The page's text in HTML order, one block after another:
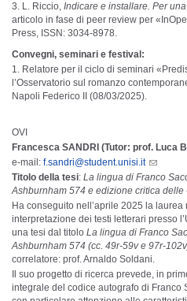
L. Riccio, Indicare e installare. Per
articolo in fase di peer review per
Press, ISSN: 3034-8978.
Convegni, seminari e festival:
Relatore per il ciclo di seminari
l’Osservatorio sul romanzo
Napoli Federico II (08/03/2025).
OVI
Francesca SANDRI (Tutor: prof. Luca
e-mail: f.sandri@student.unisi.it
Titolo della tesi: La lingua di Franco
Ashburnham 574 e edizione critica
Ha conseguito nell’aprile 2025 la
interpretazione dei testi letterari presso
una tesi dal titolo La lingua di Franco
Ashburnham 574 (cc. 49r-59v e 97r-
correlatore: prof. Arnaldo Soldani.
Il suo progetto di ricerca prevede, in
integrale del codice autografo di Franco